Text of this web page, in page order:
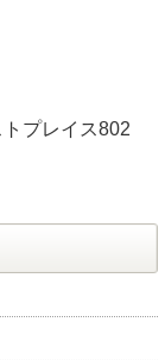
プレイス802